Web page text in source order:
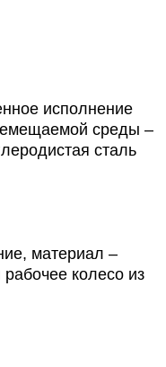
исполнение
среды –
сталь
материал –
колесо из